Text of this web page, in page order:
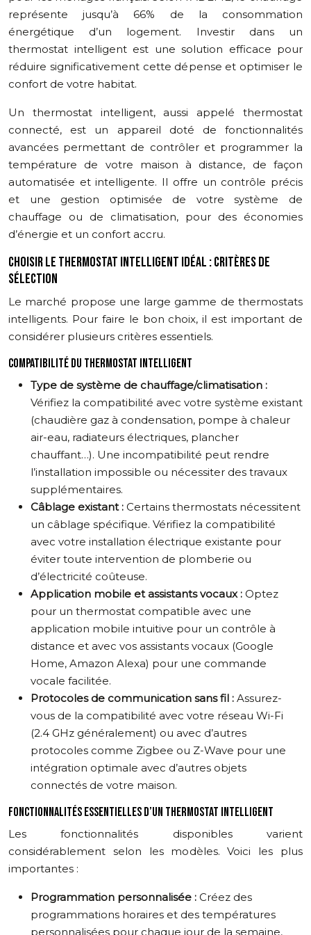
représente jusqu’à 66% de la consommation
énergétique d’un logement. Investir dans un
thermostat intelligent est une solution efficace pour
réduire significativement cette dépense et optimiser le
confort de votre habitat.
Un thermostat intelligent, aussi appelé thermostat
connecté, est un appareil doté de fonctionnalités
avancées permettant de contrôler et programmer la
température de votre maison à distance, de façon
automatisée et intelligente. Il offre un contrôle précis
et une gestion optimisée de votre système de
chauffage ou de climatisation, pour des économies
d’énergie et un confort accru.
CHOISIR LE THERMOSTAT INTELLIGENT IDÉAL : CRITÈRES DE
SÉLECTION
Le marché propose une large gamme de thermostats
intelligents. Pour faire le bon choix, il est important de
considérer plusieurs critères essentiels.
COMPATIBILITÉ DU THERMOSTAT INTELLIGENT
Type de système de chauffage/climatisation :
Vérifiez la compatibilité avec votre système existant
(chaudière gaz à condensation, pompe à chaleur
air-eau, radiateurs électriques, plancher
chauffant…). Une incompatibilité peut rendre
l’installation impossible ou nécessiter des travaux
supplémentaires.
Câblage existant : Certains thermostats nécessitent
un câblage spécifique. Vérifiez la compatibilité
avec votre installation électrique existante pour
éviter toute intervention de plomberie ou
d’électricité coûteuse.
Application mobile et assistants vocaux : Optez
pour un thermostat compatible avec une
application mobile intuitive pour un contrôle à
distance et avec vos assistants vocaux (Google
Home, Amazon Alexa) pour une commande
vocale facilitée.
Protocoles de communication sans fil : Assurez-
vous de la compatibilité avec votre réseau Wi-Fi
(2.4 GHz généralement) ou avec d’autres
protocoles comme Zigbee ou Z-Wave pour une
intégration optimale avec d’autres objets
connectés de votre maison.
FONCTIONNALITÉS ESSENTIELLES D’UN THERMOSTAT INTELLIGENT
Les fonctionnalités disponibles varient
considérablement selon les modèles. Voici les plus
importantes :
Programmation personnalisée : Créez des
programmations horaires et des températures
personnalisées pour chaque jour de la semaine,